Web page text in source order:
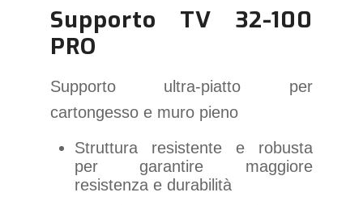
Supporto TV 32-100
PRO
Supporto ultra-piatto per
cartongesso e muro pieno
Struttura resistente e robusta
per garantire maggiore
resistenza e durabilità